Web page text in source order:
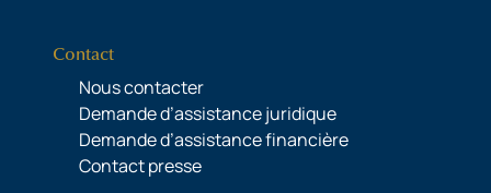
Contact
Nous contacter
Demande d’assistance juridique
Demande d’assistance financière
Contact presse